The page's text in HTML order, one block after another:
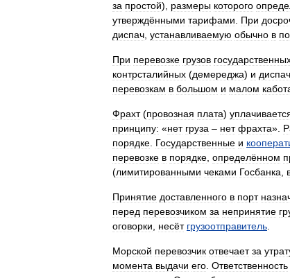
за простой), размеры которого
утверждёнными тарифами При
диспач устанавливаемую обычно в
При перевозке грузов
контрсталийных (демереджа) и
перевозкам в большом и малом
Фрахт(провозная плата)
принципу: «нет груза – нет фрахта».
порядке Государственные и
перевозке в порядке определённом
(лимитированными чеками Госбанка
Принятие доставленного в порт
перед перевозчиком за непринятие
оговорки
несёт грузоотправитель
Морской перевозчик отвечает за
момента выдачи его Ответственность